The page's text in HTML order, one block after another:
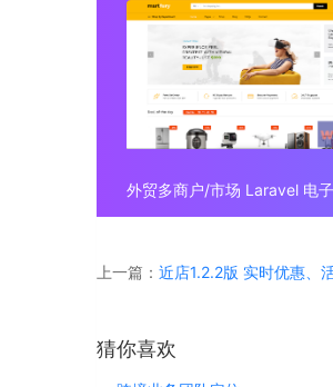
外贸多商户/市场 Laravel 电
上一篇： 近店1.2.2版 实时优惠、
猜你喜欢